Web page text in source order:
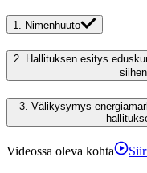
1. Nimenhuuto
2. Hallituksen esitys
3. Välikysymys
Videossa oleva kohta